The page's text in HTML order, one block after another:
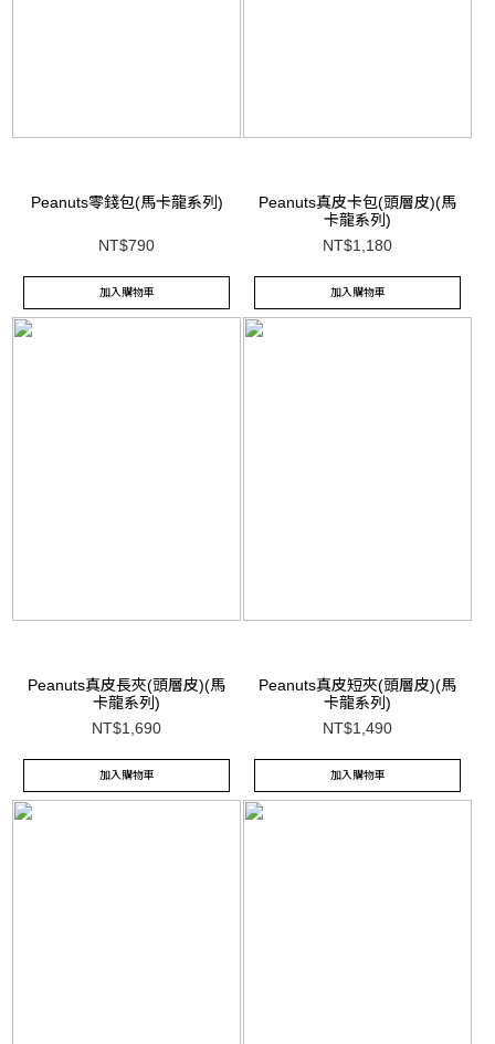
Peanuts零錢包(馬卡龍系列)
NT$790
加入購物車
Peanuts真皮卡包(頭層皮)(馬
卡龍系列)
NT$1,180
加入購物車
Peanuts真皮長夾(頭層皮)(馬
卡龍系列)
NT$1,690
加入購物車
Peanuts真皮短夾(頭層皮)(馬
卡龍系列)
NT$1,490
加入購物車